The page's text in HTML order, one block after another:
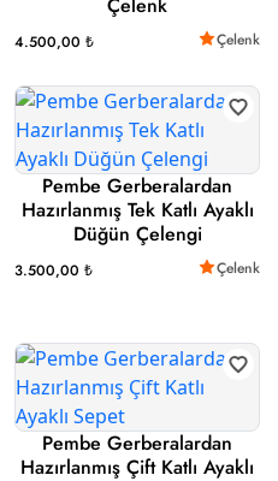
4.500,00 ₺ Çelenk
Pembe Gerberalardan
Hazırlanmış Tek Katlı Ayaklı
Düğün Çelengi
3.500,00 ₺ Çelenk
Pembe Gerberalardan
Hazırlanmış Çift Katlı Ayaklı